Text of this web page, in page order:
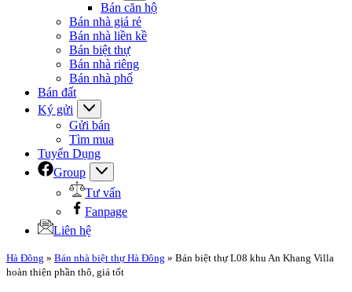
Bán căn hộ
Bán nhà giá rẻ
Bán nhà liền kề
Bán biệt thự
Bán nhà riêng
Bán nhà phố
Bán đất
Ký gửi
Gửi bán
Tìm mua
Tuyển Dụng
Group
Tư vấn
Fanpage
Liên hệ
Hà Đông » Bán nhà biệt thự Hà Đông » Bán biệt thự L08 khu An Khang Villa
hoàn thiện phần thô, giá tốt